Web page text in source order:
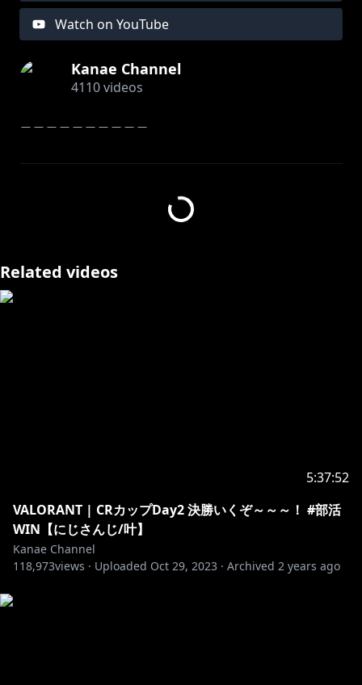
Watch on YouTube
Kanae Channel
4110videos
ロジクールG公認サポーターを務めさせていただいてい
きてくれると嬉しいです！
＿＿＿＿＿＿＿＿＿＿
Related videos
5:37:52
VALORANT | CRカップDay2 決勝いくぞ～～～！ #部活
WIN【にじさんじ/叶】
Kanae Channel
118,973views · Uploaded Oct 29, 2023 · Archived 2 years ago